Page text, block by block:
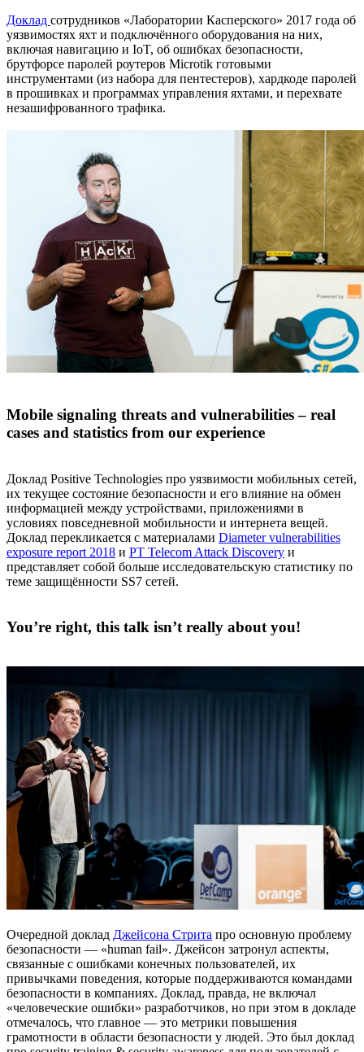
Доклад сотрудников «Лаборатории Касперского» 2017 года об
уязвимостях яхт и подключённого оборудования на них,
включая навигацию и IoT, об ошибках безопасности,
брутфорсе паролей роутеров Microtik готовыми
инструментами (из набора для пентестеров), хардкоде паролей
в прошивках и программах управления яхтами, и перехвате
незашифрованного трафика.
Mobile signaling threats and vulnerabilities – real
cases and statistics from our experience
Доклад Positive Technologies про уязвимости мобильных сетей,
их текущее состояние безопасности и его влияние на обмен
информацией между устройствами, приложениями в
условиях повседневной мобильности и интернета вещей.
Доклад перекликается с материалами Diameter vulnerabilities
exposure report 2018 и PT Telecom Attack Discovery и
представляет собой больше исследовательскую статистику по
теме защищённости SS7 сетей.
You’re right, this talk isn’t really about you!
Очередной доклад Джейсона Стрита про основную проблему
безопасности — «human fail». Джейсон затронул аспекты,
связанные с ошибками конечных пользователей, их
привычками поведения, которые поддерживаются командами
безопасности в компаниях. Доклад, правда, не включал
«человеческие ошибки» разработчиков, но при этом в докладе
отмечалось, что главное — это метрики повышения
грамотности в области безопасности у людей. Это был доклад